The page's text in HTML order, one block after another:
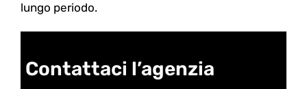
lungo periodo.
Contattaci l’agenzia